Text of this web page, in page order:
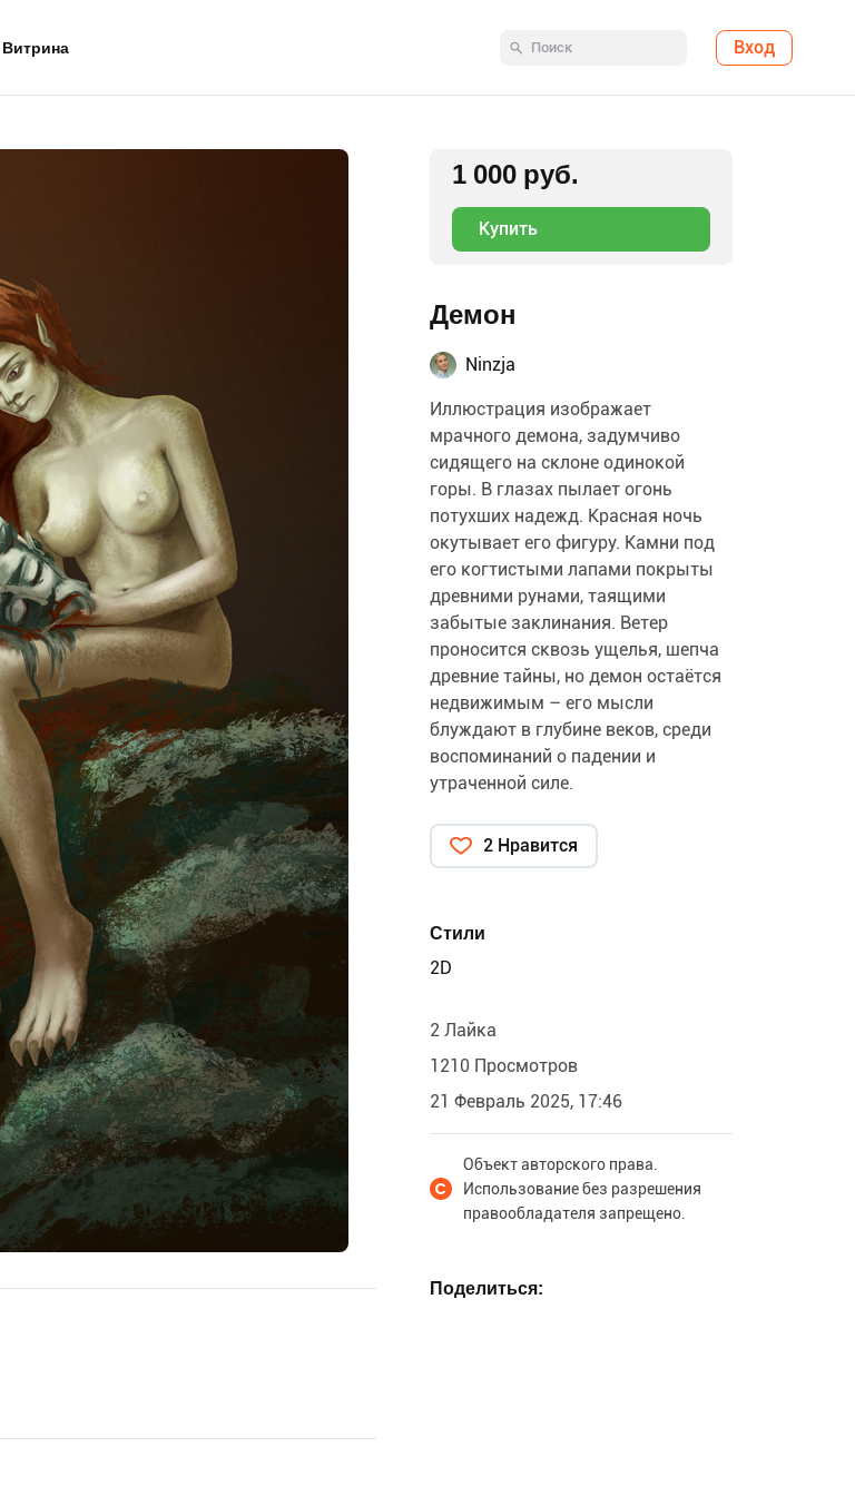
Витрина Вход
1 000 руб.
Купить
Демон
Ninzja
Иллюстрация изображает
мрачного демона, задумчиво
сидящего на склоне одинокой
горы. В глазах пылает огонь
потухших надежд. Красная ночь
окутывает его фигуру. Камни под
его когтистыми лапами покрыты
древними рунами, таящими
забытые заклинания. Ветер
проносится сквозь ущелья, шепча
древние тайны, но демон остаётся
недвижимым – его мысли
блуждают в глубине веков, среди
воспоминаний о падении и
утраченной силе.
2 Нравится
Стили
2D
2 Лайка
1210 Просмотров
21 Февраль 2025, 17:46
Объект авторского права.
Использование без разрешения
правообладателя запрещено.
Поделиться